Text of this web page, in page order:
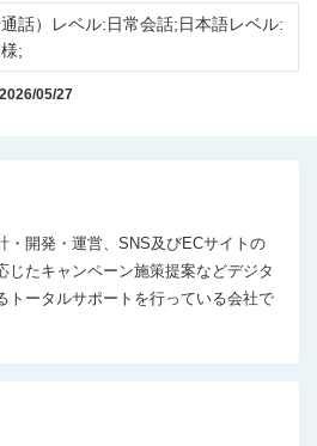
話）レベル:日常会話;日本語レベル:
;
05/27
・開発・運営、SNS及びECサイトの
じたキャンペーン施策提案などデジタ
トータルサポートを行っている会社で